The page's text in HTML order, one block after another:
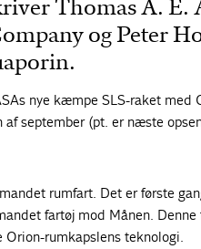
Thomas A. E.
og Peter
nye kæmpe SLS-raket med
september (pt. er næste
rumfart. Det er første
fartøj mod Månen. Denne
rumkapslens teknologi.